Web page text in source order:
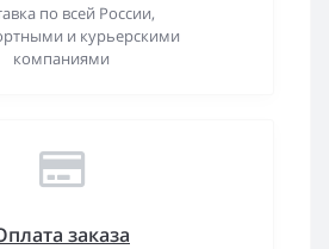
по всей России,
и курьерскими
компаниями
заказа